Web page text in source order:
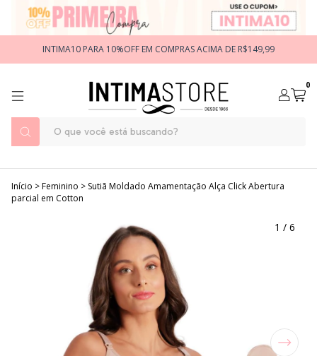
INTIMA10 PARA 10%OFF EM COMPRAS ACIMA DE R$149,99
0
Início >Feminino > Sutiã Moldado Amamentação Alça Click Abertura
parcial em Cotton
1 / 6